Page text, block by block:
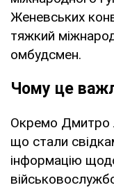
Женевських
тяжкий
омбудсмен.
Чому це
Окремо Дмитро
що стали
інформацію